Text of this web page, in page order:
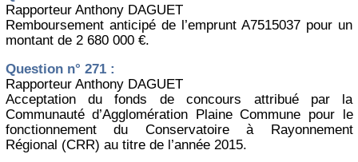
Rapporteur Anthony DAGUET
Remboursement anticipé de l’emprunt A7515037 pour un
montant de 2 680 000 €.
Question n° 271 :
Rapporteur Anthony DAGUET
Acceptation du fonds de concours attribué par la
Communauté d’Agglomération Plaine Commune pour le
fonctionnement du Conservatoire à Rayonnement
Régional (CRR) au titre de l’année 2015.